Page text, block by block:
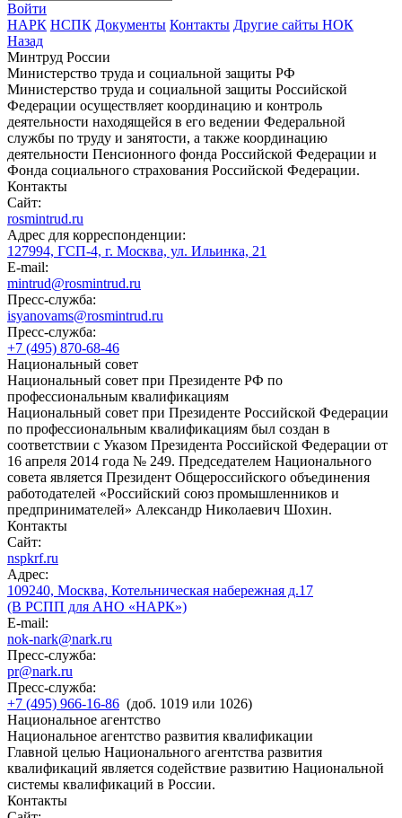
Войти
НАРК НСПК Документы Контакты Другие сайты НОК
Назад
Минтруд России
Министерство труда и социальной защиты РФ
Министерство труда и социальной защиты Российской
Федерации осуществляет координацию и контроль
деятельности находящейся в его ведении Федеральной
службы по труду и занятости, а также координацию
деятельности Пенсионного фонда Российской Федерации и
Фонда социального страхования Российской Федерации.
Контакты
Сайт:
rosmintrud.ru
Адрес для корреспонденции:
127994, ГСП-4, г. Москва, ул. Ильинка, 21
E-mail:
mintrud@rosmintrud.ru
Пресс-служба:
isyanovams@rosmintrud.ru
Пресс-служба:
+7 (495) 870-68-46
Национальный совет
Национальный совет при Президенте РФ по
профессиональным квалификациям
Национальный совет при Президенте Российской Федерации
по профессиональным квалификациям был создан в
соответствии с Указом Президента Российской Федерации от
16 апреля 2014 года № 249. Председателем Национального
совета является Президент Общероссийского объединения
работодателей «Российский союз промышленников и
предпринимателей» Александр Николаевич Шохин.
Контакты
Сайт:
nspkrf.ru
Адрес:
109240, Москва, Котельническая набережная д.17
(В РСПП для АНО «НАРК»)
E-mail:
nok-nark@nark.ru
Пресс-служба:
pr@nark.ru
Пресс-служба:
+7 (495) 966-16-86 (доб. 1019 или 1026)
Национальное агентство
Национальное агентство развития квалификации
Главной целью Национального агентства развития
квалификаций является содействие развитию Национальной
системы квалификаций в России.
Контакты